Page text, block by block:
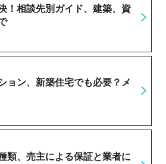
！相談先別ガイド、建築、資
ョン、新築住宅でも必要？メ
類、売主による保証と業者に